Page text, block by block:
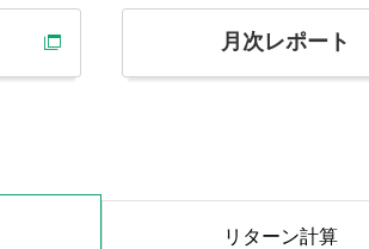
月次レポート
リターン計算